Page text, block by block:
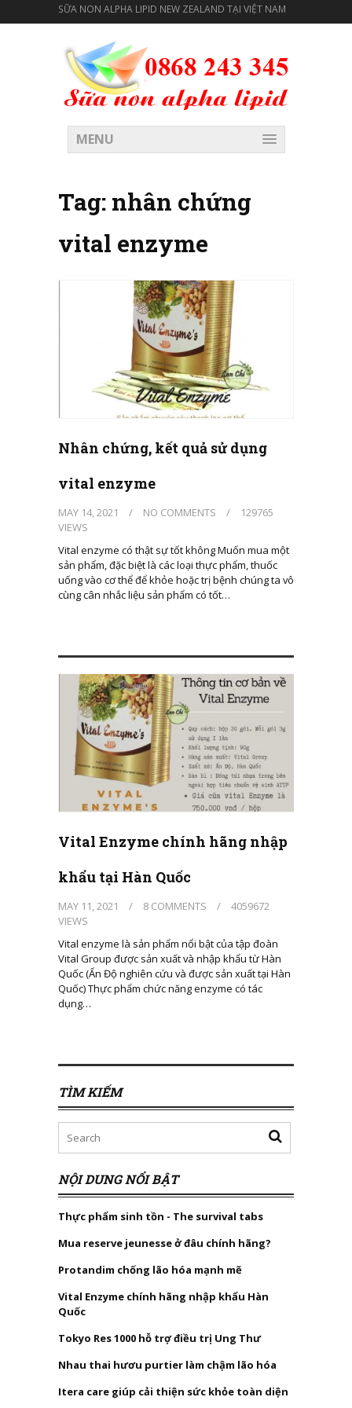
SỮA NON ALPHA LIPID NEW ZEALAND TẠI VIỆT NAM
MENU
Tag: nhân chứng
vital enzyme
Nhân chứng, kết quả sử dụng
vital enzyme
MAY 14, 2021 / NO COMMENTS /
129765
VIEWS
Vital enzyme có thật sự tốt không Muốn mua một
sản phẩm, đặc biệt là các loại thực phẩm, thuốc
uống vào cơ thể để khỏe hoặc trị bệnh chúng ta vô
cùng cân nhắc liệu sản phẩm có tốt…
Vital Enzyme chính hãng nhập
khẩu tại Hàn Quốc
MAY 11, 2021 / 8 COMMENTS /
4059672
VIEWS
Vital enzyme là sản phẩm nổi bật của tập đoàn
Vital Group được sản xuất và nhập khẩu từ Hàn
Quốc (Ấn Độ nghiên cứu và được sản xuất tại Hàn
Quốc) Thực phẩm chức năng enzyme có tác
dụng…
TÌM KIẾM
NỘI DUNG NỔI BẬT
Thực phẩm sinh tồn - The survival tabs
Mua reserve jeunesse ở đâu chính hãng?
Protandim chống lão hóa mạnh mẽ
Vital Enzyme chính hãng nhập khẩu Hàn
Quốc
Tokyo Res 1000 hỗ trợ điều trị Ung Thư
Nhau thai hươu purtier làm chậm lão hóa
Itera care giúp cải thiện sức khỏe toàn diện